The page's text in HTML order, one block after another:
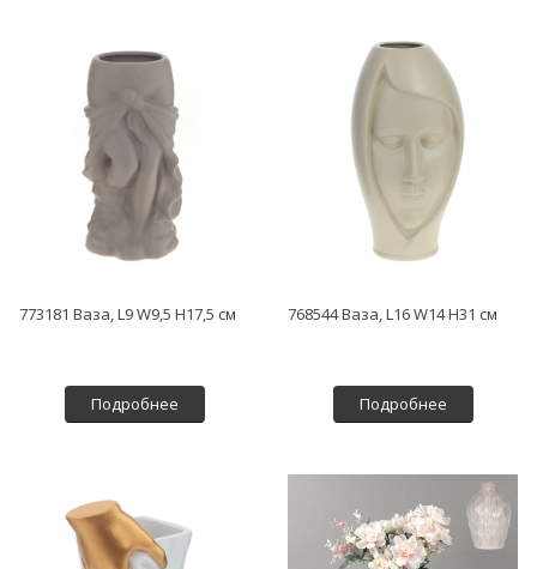
773181 Ваза, L9 W9,5 H17,5 см
Подробнее
768544 Ваза, L16 W14 H31 см
Подробнее